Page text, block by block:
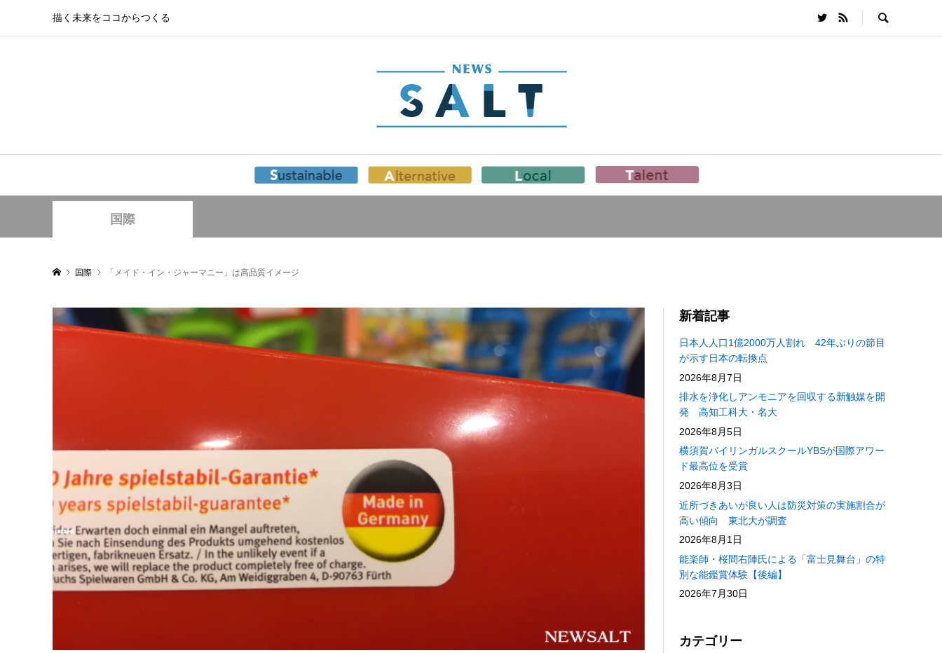
描く未来をココからつくる
国際
国際 「メイド・イン・ジャーマニー」は高品質イメージ
新着記事
日本人人口1億2000万人割れ 42年ぶりの節目
が示す日本の転換点
2026年8月7日
排水を浄化しアンモニアを回収する新触媒を開
発 高知工科大・名大
2026年8月5日
横須賀バイリンガルスクールYBSが国際アワー
ド最高位を受賞
2026年8月3日
近所づきあいが良い人は防災対策の実施割合が
高い傾向 東北大が調査
2026年8月1日
能楽師・桜間右陣氏による「富士見舞台」の特
別な能鑑賞体験【後編】
2026年7月30日
カテゴリー